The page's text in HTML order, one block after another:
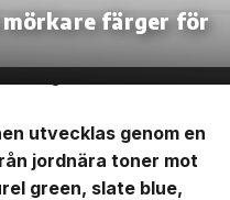
mörkare färger för
utvecklas genom en
jordnära toner mot
green, slate blue,